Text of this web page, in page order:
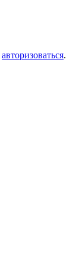
авторизоваться.